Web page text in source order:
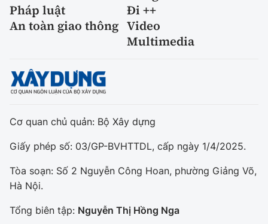
Pháp luật
Đi ++
An toàn giao thông Video
Multimedia
Cơ quan chủ quản: Bộ Xây dựng
Giấy phép số: 03/GP-BVHTTDL, cấp ngày 1/4/2025.
Tòa soạn: Số 2 Nguyễn Công Hoan, phường Giảng Võ,
Hà Nội.
Tổng biên tập: Nguyễn Thị Hồng Nga